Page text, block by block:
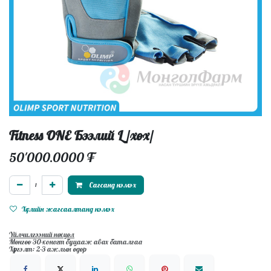
Fitness ONE Бээлий L /хөх/
50'000.0000₮
Сагсанд нэмэх
Хүслийн жагсаалтанд нэмэх
Үйлчилгээний нөхцөл
Мөнгөө 30-хоногт буцааж авах баталгаа
Хүргэлт: 2-3 ажлын өдөр